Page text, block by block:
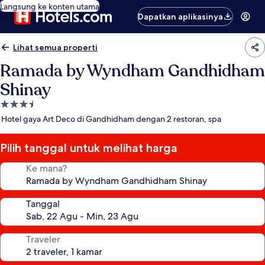
Langsung ke konten utama
Dapatkan aplikasinya
Lihat semua properti
Ramada by Wyndham Gandhidham
Shinay
Properti
bintang
Hotel gaya Art Deco di Gandhidham dengan 2 restoran, spa
Pilih tanggal untuk melihat harga
Ke mana?
Tanggal
Traveler